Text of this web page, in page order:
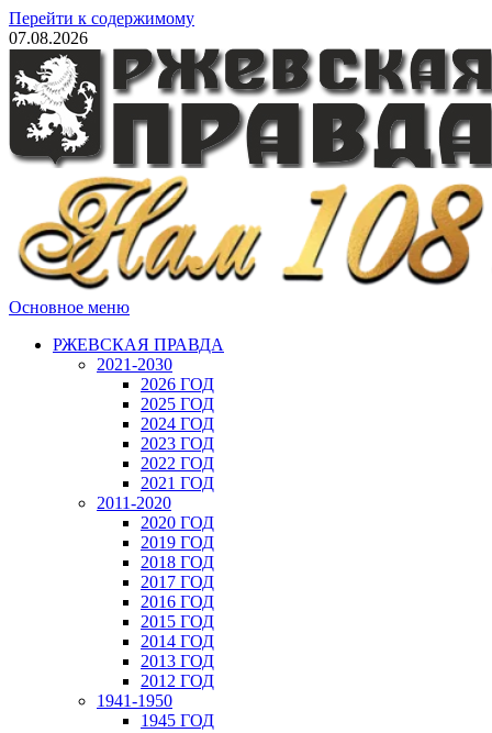
Перейти к содержимому
07.08.2026
Основное меню
РЖЕВСКАЯ ПРАВДА
2021-2030
2026 ГОД
2025 ГОД
2024 ГОД
2023 ГОД
2022 ГОД
2021 ГОД
2011-2020
2020 ГОД
2019 ГОД
2018 ГОД
2017 ГОД
2016 ГОД
2015 ГОД
2014 ГОД
2013 ГОД
2012 ГОД
1941-1950
1945 ГОД